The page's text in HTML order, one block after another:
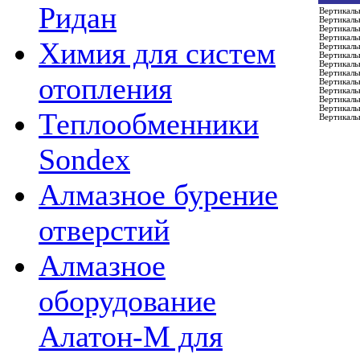
Ридан
Химия для систем
отопления
Теплообменники
Sondex
Алмазное бурение
отверстий
Алмазное
оборудование
Алатон-М для